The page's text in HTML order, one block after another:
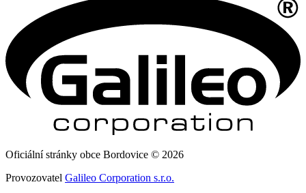
Oficiální stránky obce Bordovice © 2026
Provozovatel Galileo Corporation s.r.o.